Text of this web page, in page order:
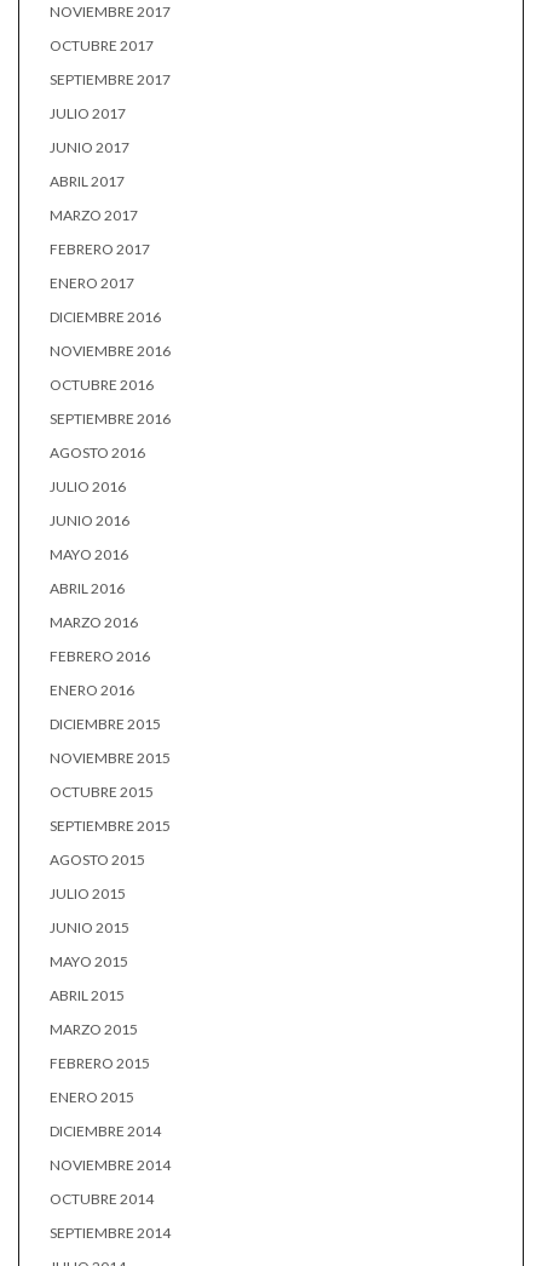
NOVIEMBRE 2017
OCTUBRE 2017
SEPTIEMBRE 2017
JULIO 2017
JUNIO 2017
ABRIL 2017
MARZO 2017
FEBRERO 2017
ENERO 2017
DICIEMBRE 2016
NOVIEMBRE 2016
OCTUBRE 2016
SEPTIEMBRE 2016
AGOSTO 2016
JULIO 2016
JUNIO 2016
MAYO 2016
ABRIL 2016
MARZO 2016
FEBRERO 2016
ENERO 2016
DICIEMBRE 2015
NOVIEMBRE 2015
OCTUBRE 2015
SEPTIEMBRE 2015
AGOSTO 2015
JULIO 2015
JUNIO 2015
MAYO 2015
ABRIL 2015
MARZO 2015
FEBRERO 2015
ENERO 2015
DICIEMBRE 2014
NOVIEMBRE 2014
OCTUBRE 2014
SEPTIEMBRE 2014